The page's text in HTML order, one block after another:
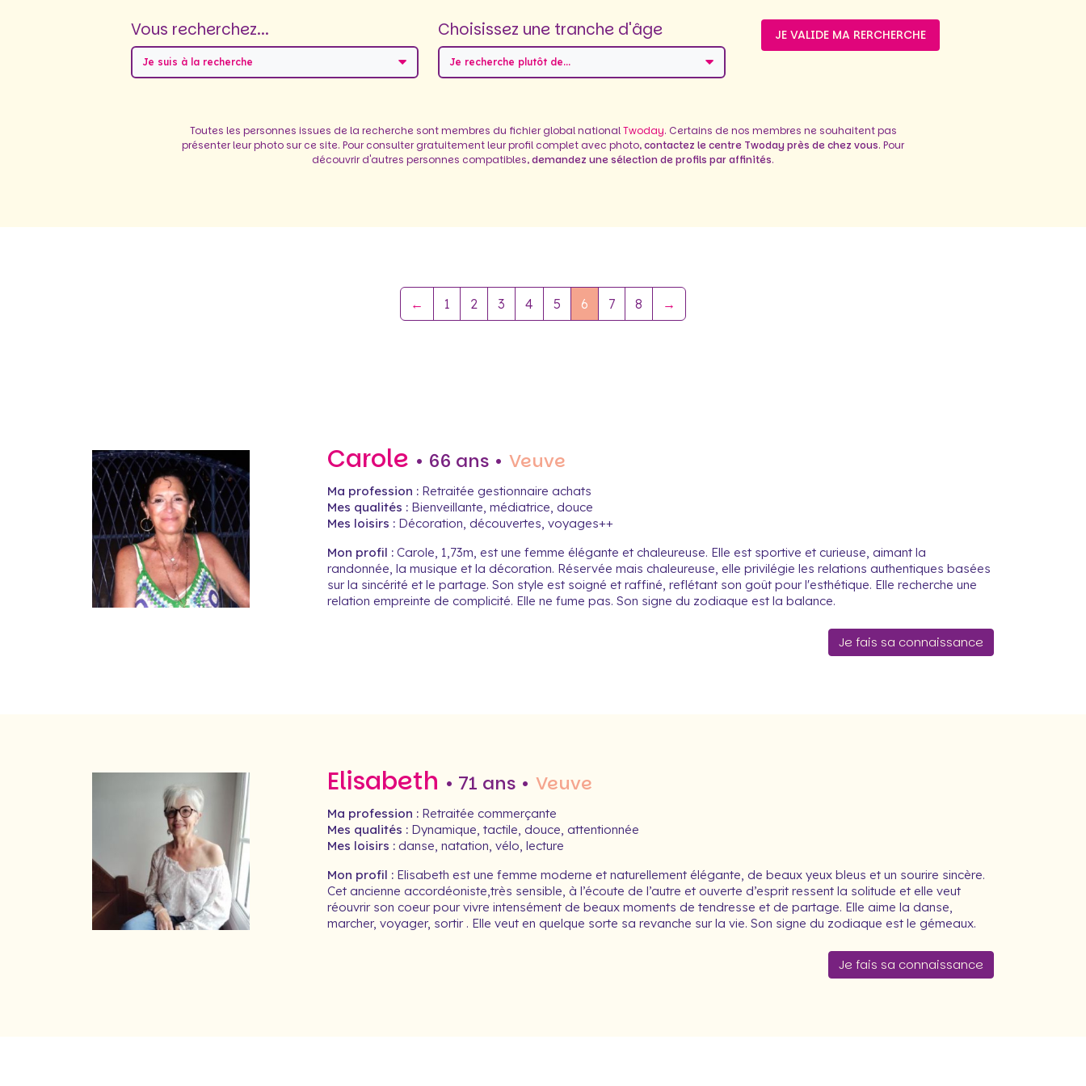
Vous recherchez...
Je suis à la recherche
Choisissez une tranche d'âge
Je recherche plutôt de...
JE VALIDE MA RERCHERCHE
Toutes les personnes issues de la recherche sont membres du fichier global nationalTwoday. Certains de nos membres ne souhaitent pas
présenter leur photo sur ce site. Pour consulter gratuitement leur profil complet avec photo,contactez le centre Twoday près de chez vous. Pour
découvrir d'autres personnes compatibles,demandez une sélection de profils par affinités.
← 1 2 3 4 5 6 7 8 →
Carole • 66 ans • Veuve
Ma profession : Retraitée gestionnaire achats
Mes qualités : Bienveillante, médiatrice, douce
Mes loisirs : Décoration, découvertes, voyages++
Mon profil : Carole, 1,73m, est une femme élégante et chaleureuse. Elle est sportive et curieuse, aimant la
randonnée, la musique et la décoration. Réservée mais chaleureuse, elle privilégie les relations authentiques basées
sur la sincérité et le partage. Son style est soigné et raffiné, reflétant son goût pour l'esthétique. Elle recherche une
relation empreinte de complicité. Elle ne fume pas. Son signe du zodiaque est la balance.
Je fais sa connaissance
Elisabeth • 71 ans • Veuve
Ma profession : Retraitée commerçante
Mes qualités : Dynamique, tactile, douce, attentionnée
Mes loisirs : danse, natation, vélo, lecture
Mon profil : Elisabeth est une femme moderne et naturellement élégante, de beaux yeux bleus et un sourire sincère.
Cet ancienne accordéoniste,très sensible, à l’écoute de l’autre et ouverte d’esprit ressent la solitude et elle veut
réouvrir son coeur pour vivre intensément de beaux moments de tendresse et de partage. Elle aime la danse,
marcher, voyager, sortir . Elle veut en quelque sorte sa revanche sur la vie. Son signe du zodiaque est le gémeaux.
Je fais sa connaissance